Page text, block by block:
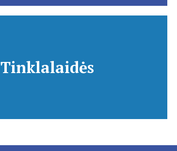
Tinklalaidės